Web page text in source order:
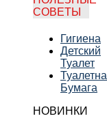
СОВЕТЫ
Гигиена
Детский
Туалет
Бумага
НОВИНКИ